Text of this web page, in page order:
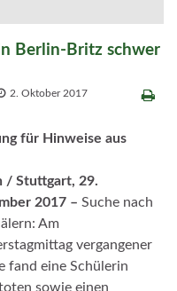
Berlin-Britz schwer
2. Oktober 2017
für Hinweise aus
/ Stuttgart, 29.
2017 – Suche nach
Am
vergangener
fand eine Schülerin
sowie einen